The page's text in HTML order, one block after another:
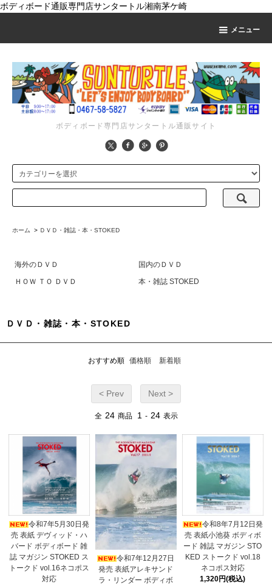
ボディボード通販専門店サンタートル湘南茅ケ崎
メニュー
ボディボード専門店サンタートル通販サイト
ホーム > ＤＶＤ・雑誌・本・STOKED
海外のＤＶＤ
国内のＤＶＤ
ＨＯＷ ＴＯ ＤＶＤ
本・雑誌 STOKED
ＤＶＤ・雑誌・本・STOKED
おすすめ順 価格順 新着順
< Prev Next >
全 24 商品 1 - 24 表示
令和7年5月30日発
売 表紙 デヴィッド・ハ
バード ボディボード 雑
誌 マガジン STOKED ス
トークド vol.16ネコポス
対応
令和7年12月27日
発売 表紙アレキサンド
ラ・リンダー ボディボ
令和8年7月12日発
売 表紙小池葵 ボディボ
ード 雑誌 マガジン STO
KED ストークド vol.18
ネコポス対応
1,320円(税込)